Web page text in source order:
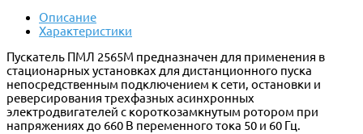
Описание
Характеристики
Пускатель ПМЛ 2565М предназначен для применения в
стационарных установках для дистанционного пуска
непосредственным подключением к сети, остановки и
реверсирования трехфазных асинхронных
электродвигателей с короткозамкнутым ротором при
напряжениях до 660 В переменного тока 50 и 60 Гц.